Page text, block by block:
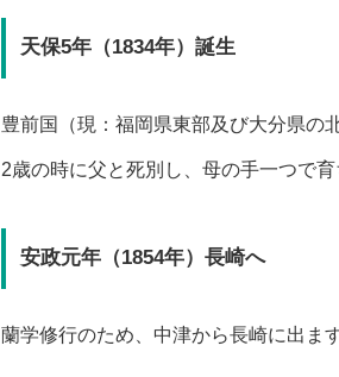
天保5年（1834年）誕生
豊前国（現：福岡県東部及び大分県の
2歳の時に父と死別し、母の手一つで育
安政元年（1854年）長崎へ
蘭学修行のため、中津から長崎に出ます